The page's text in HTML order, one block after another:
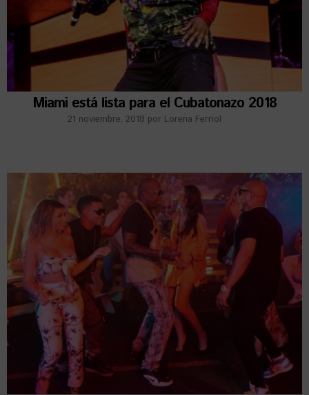
Miami está lista para el Cubatonazo 2018
21 noviembre, 2018 por Lorena Ferriol